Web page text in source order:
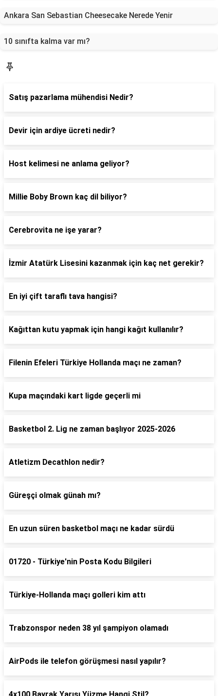
Ankara San Sebastian Cheesecake Nerede Yenir
10 sınıfta kalma var mı?
Satış pazarlama mühendisi Nedir?
Devir için ardiye ücreti nedir?
Host kelimesi ne anlama geliyor?
Millie Boby Brown kaç dil biliyor?
Cerebrovita ne işe yarar?
İzmir Atatürk Lisesini kazanmak için kaç net gerekir?
En iyi çift taraflı tava hangisi?
Kağıttan kutu yapmak için hangi kağıt kullanılır?
Filenin Efeleri Türkiye Hollanda maçı ne zaman?
Kupa maçındaki kart ligde geçerli mi
Basketbol 2. Lig ne zaman başlıyor 2025-2026
Atletizm Decathlon nedir?
Güreşçi olmak günah mı?
En uzun süren basketbol maçı ne kadar sürdü
01720 - Türkiye'nin Posta Kodu Bilgileri
Türkiye-Hollanda maçı golleri kim attı
Trabzonspor neden 38 yıl şampiyon olamadı
AirPods ile telefon görüşmesi nasıl yapılır?